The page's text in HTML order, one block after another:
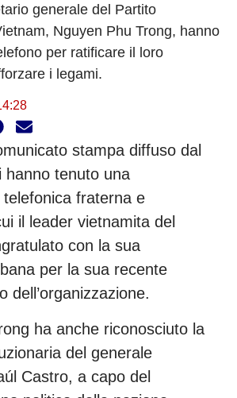
generale del Partito
Nguyen Phu Trong, hanno
per ratificare il loro
i legami.
stampa diffuso dal
hanno tenuto una
fraterna e
il leader vietnamita del
con la sua
per la sua recente
dell’organizzazione.
ha anche riconosciuto la
del generale
Castro, a capo del